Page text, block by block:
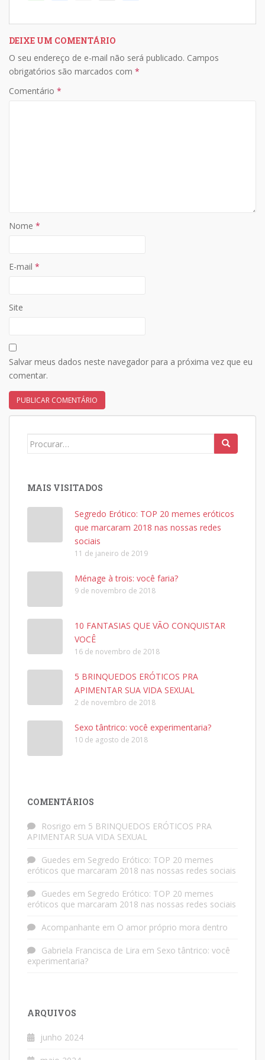
at
s
A
p
e
b
o
p
y
Li
ar
DEIXE UM COMENTÁRIO
O seu endereço de e-mail não será publicado. Campos
obrigatórios são marcados com *
Comentário *
Nome *
E-mail *
Site
Salvar meus dados neste navegador para a próxima vez que eu
comentar.
Search
MAIS VISITADOS
Segredo Erótico: TOP 20 memes eróticos
que marcaram 2018 nas nossas redes
sociais
11 de janeiro de 2019
Ménage à trois: você faria?
9 de novembro de 2018
10 FANTASIAS QUE VÃO CONQUISTAR
VOCÊ
16 de novembro de 2018
5 BRINQUEDOS ERÓTICOS PRA
APIMENTAR SUA VIDA SEXUAL
2 de novembro de 2018
Sexo tântrico: você experimentaria?
10 de agosto de 2018
COMENTÁRIOS
Rosrigo em 5 BRINQUEDOS ERÓTICOS PRA
APIMENTAR SUA VIDA SEXUAL
Guedes em Segredo Erótico: TOP 20 memes
eróticos que marcaram 2018 nas nossas redes sociais
Guedes em Segredo Erótico: TOP 20 memes
eróticos que marcaram 2018 nas nossas redes sociais
Acompanhante em O amor próprio mora dentro
Gabriela Francisca de Lira em Sexo tântrico: você
experimentaria?
ARQUIVOS
junho 2024